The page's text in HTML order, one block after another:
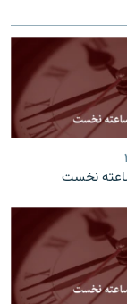
نخست